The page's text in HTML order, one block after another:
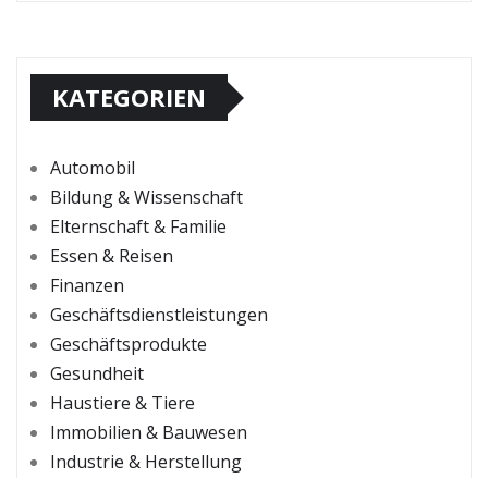
KATEGORIEN
Automobil
Bildung & Wissenschaft
Elternschaft & Familie
Essen & Reisen
Finanzen
Geschäftsdienstleistungen
Geschäftsprodukte
Gesundheit
Haustiere & Tiere
Immobilien & Bauwesen
Industrie & Herstellung